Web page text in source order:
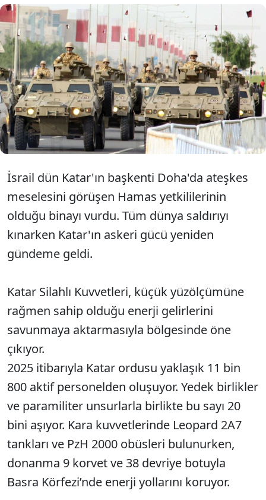
İsrail'in tüm dünyayı şoke eden Doha
saldırısının ardından gözler Katar'a çevrildi.
ABD ile yakınlığı ile bilinen Katar'ın askeri
gücü saldırı sonrası merak konusu oldu.
İsrail dün Katar'ın başkenti Doha'da ateşkes
meselesini görüşen Hamas yetkililerinin
olduğu binayı vurdu. Tüm dünya saldırıyı
kınarken Katar'ın askeri gücü yeniden
gündeme geldi.
Katar Silahlı Kuvvetleri, küçük yüzölçümüne
rağmen sahip olduğu enerji gelirlerini
savunmaya aktarmasıyla bölgesinde öne
çıkıyor.
2025 itibarıyla Katar ordusu yaklaşık 11 bin
800 aktif personelden oluşuyor. Yedek birlikler
ve paramiliter unsurlarla birlikte bu sayı 20
bini aşıyor. Kara kuvvetlerinde Leopard 2A7
tankları ve PzH 2000 obüsleri bulunurken,
donanma 9 korvet ve 38 devriye botuyla
Basra Körfezi’nde enerji yollarını koruyor.